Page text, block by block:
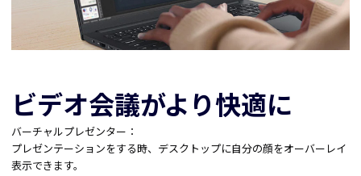
ビデオ会議がより快適に
バーチャルプレゼンター：
プレゼンテーションをする時、デスクトップに自分の顔をオーバーレイ
表示できます。